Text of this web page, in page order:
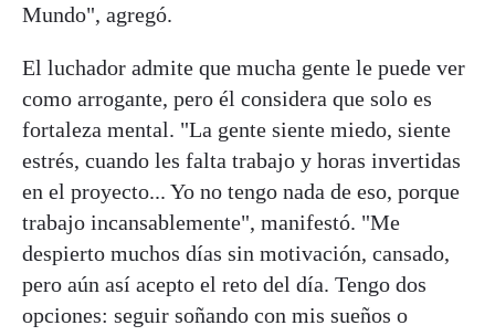
Mundo", agregó.
El luchador admite que mucha gente le puede ver
como arrogante, pero él considera que solo es
fortaleza mental. "La gente siente miedo, siente
estrés, cuando les falta trabajo y horas invertidas
en el proyecto... Yo no tengo nada de eso, porque
trabajo incansablemente", manifestó. "Me
despierto muchos días sin motivación, cansado,
pero aún así acepto el reto del día. Tengo dos
opciones: seguir soñando con mis sueños o